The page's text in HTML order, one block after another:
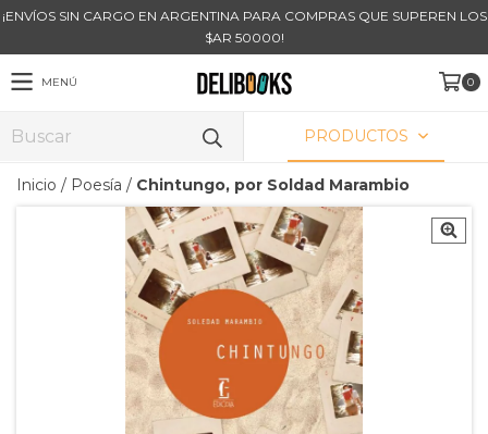
¡ENVÍOS SIN CARGO EN ARGENTINA PARA COMPRAS QUE SUPEREN LOS
$AR 50000!
MENÚ 0
PRODUCTOS
Inicio / Poesía / Chintungo, por Soldad Marambio